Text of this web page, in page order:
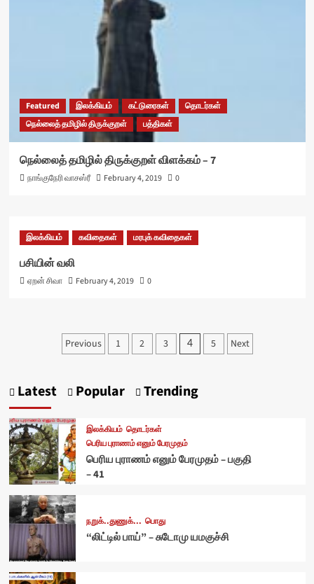
Featured இலக்கியம் கட்டுரைகள்
தொடர்கள்
நெல்லைத் தமிழில் திருக்குறள்
பத்திகள்
நெல்லைத் தமிழில் திருக்குறள் விளக்கம் – 7
நாங்குநேரி வாசஸ்ரீ February 4, 2019 0
இலக்கியம் கவிதைகள் மரபுக் கவிதைகள்
பசியின் வலி
ஏறன் சிவா February 4, 2019 0
Posts
Previous 1 2 3 4 5 Next
Latest Popular Trending
இலக்கியம் தொடர்கள்
பெரிய புராணம் எனும் பேரமுதம்
பெரிய புராணம் எனும் பேரமுதம் – பகுதி
– 41
நறுக்..துணுக்... பொது
“லிட்டில் பாய்” – சுடோமு யமகுச்சி